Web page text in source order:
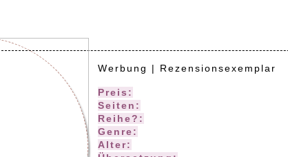
Werbung | Rezensionsexemplar
Preis:
Seiten:
Reihe?:
Genre:
Alter: